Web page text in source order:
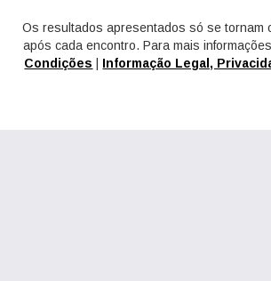
Os resultados apresentados só se tornam
após cada encontro. Para mais
Condições
Informação Legal,